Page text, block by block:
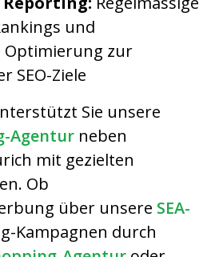
und
zur
SEO-Ziele
Sie unsere
Agentur neben
mit gezielten
Ob
über unsere SEA-
Kampagnen durch